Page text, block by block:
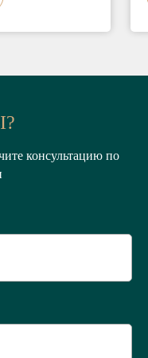
консультацию по